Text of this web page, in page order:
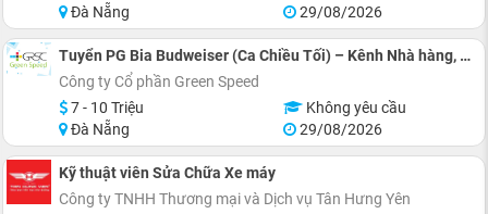
Đà Nẵng
29/08/2026
Tuyển PG Bia Budweiser (Ca Chiều Tối) – Kênh Nhà hàng, Quán Ăn
Công ty Cổ phần Green Speed
7 - 10 Triệu
Không yêu cầu
Đà Nẵng
29/08/2026
Kỹ thuật viên Sửa Chữa Xe máy
Công ty TNHH Thương mại và Dịch vụ Tân Hưng Yên